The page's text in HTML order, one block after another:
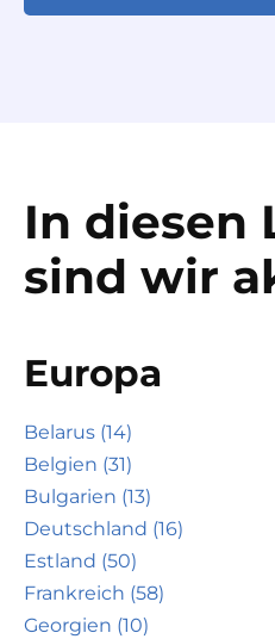
In diesen
sind wir
Europa
Belarus (14)
Belgien (31)
Bulgarien (13)
Deutschland (16)
Estland (50)
Frankreich (58)
Georgien (10)